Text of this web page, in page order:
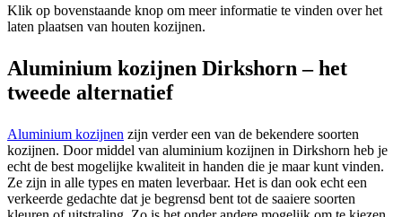
Klik op bovenstaande knop om meer informatie te vinden over het
laten plaatsen van houten kozijnen.
Aluminium kozijnen Dirkshorn – het
tweede alternatief
Aluminium kozijnen zijn verder een van de bekendere soorten
kozijnen. Door middel van aluminium kozijnen in Dirkshorn heb je
echt de best mogelijke kwaliteit in handen die je maar kunt vinden.
Ze zijn in alle types en maten leverbaar. Het is dan ook echt een
verkeerde gedachte dat je begrensd bent tot de saaiere soorten